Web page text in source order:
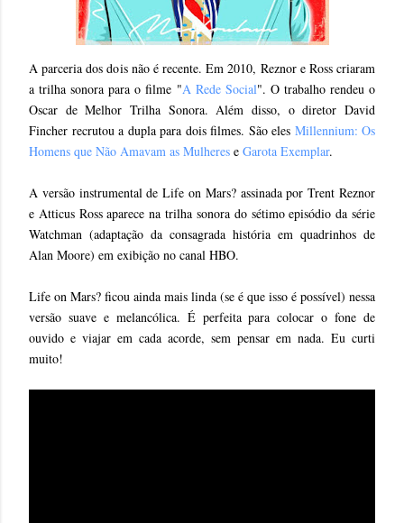
A parceria dos dois não é recente. Em 2010, Reznor e Ross criaram
a trilha sonora para o filme "A Rede Social". O trabalho rendeu o
Oscar de Melhor Trilha Sonora. Além disso, o diretor David
Fincher recrutou a dupla para dois filmes. São eles Millennium: Os
Homens que Não Amavam as Mulheres e Garota Exemplar.
A versão instrumental de Life on Mars? assinada por Trent Reznor
e Atticus Ross aparece na trilha sonora do sétimo episódio da série
Watchman (adaptação da consagrada história em quadrinhos de
Alan Moore) em exibição no canal HBO.
Life on Mars? ficou ainda mais linda (se é que isso é possível) nessa
versão suave e melancólica. É perfeita para colocar o fone de
ouvido e viajar em cada acorde, sem pensar em nada. Eu curti
muito!